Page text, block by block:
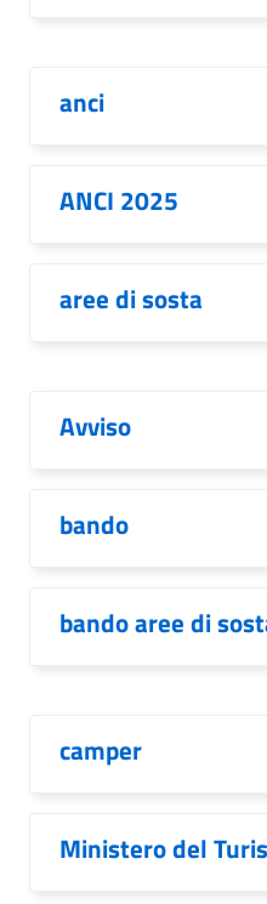
anci
ANCI 2025
aree di sosta
Avviso
bando
bando aree di
camper
Ministero del